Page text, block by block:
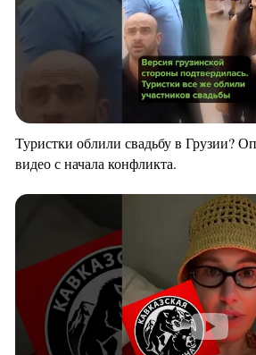
Туристки облили свадьбу в Грузии?
видео с начала конфликта.